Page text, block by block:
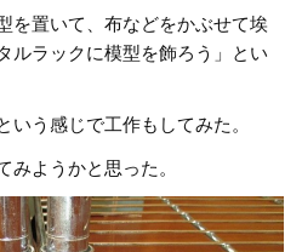
を置いて、布などをかぶせて埃
ルラックに模型を飾ろう」とい
う感じで工作もしてみた。
みようかと思った。